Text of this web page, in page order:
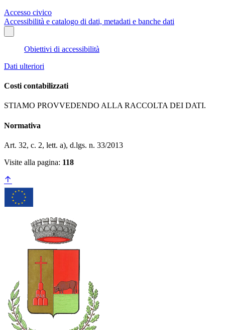
Accesso civico
Accessibilità e catalogo di dati, metadati e banche dati
Obiettivi di accessibilità
Dati ulteriori
Costi contabilizzati
STIAMO PROVVEDENDO ALLA RACCOLTA DEI DATI.
Normativa
Art. 32, c. 2, lett. a), d.lgs. n. 33/2013
Visite alla pagina: 118